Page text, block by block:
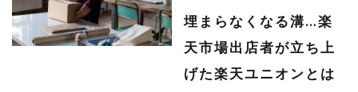
埋まらなくなる溝…楽
天市場出店者が立ち上
げた楽天ユニオンとは